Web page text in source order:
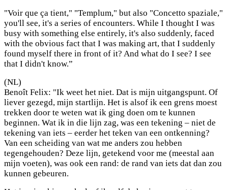
"Voir que ça tient," "Templum," but also "Concetto spaziale,"
you'll see, it's a series of encounters. While I thought I was
busy with something else entirely, it's also suddenly, faced
with the obvious fact that I was making art, that I suddenly
found myself there in front of it? And what do I see? I see
that I didn't know.”
(NL)
Benoît Felix: "Ik weet het niet. Dat is mijn uitgangspunt. Of
liever gezegd, mijn startlijn. Het is alsof ik een grens moest
trekken door te weten wat ik ging doen om te kunnen
beginnen. Wat ik in die lijn zag, was een tekening – niet de
tekening van iets – eerder het teken van een ontkenning?
Van een scheiding van wat me anders zou hebben
tegengehouden? Deze lijn, getekend voor me (meestal aan
mijn voeten), was ook een rand: de rand van iets dat dan zou
kunnen gebeuren.